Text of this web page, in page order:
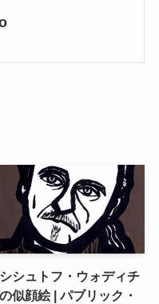
シュトフ・ウォディチ
似顔絵 | パブリック・